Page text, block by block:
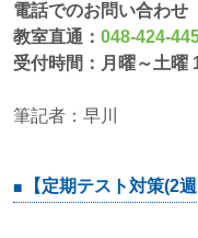
電話でのお問い合わせ
教室直通： 048-424-
受付時間：月曜～土曜
筆記者：早川
【定期テスト対策(2